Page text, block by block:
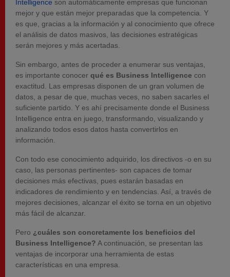
Intelligence son automáticamente empresas que funcionan
mejor y que están mejor preparadas que la competencia. Y
es que, gracias a la información y al conocimiento que ofrece
el análisis de datos masivos, las decisiones estratégicas
serán mejores y más acertadas.
Sin embargo, antes de proceder a enumerar sus ventajas,
es importante conocer qué es Business Intelligence con
exactitud. Las empresas disponen de un gran volumen de
datos, a pesar de que, muchas veces, no saben sacarles el
suficiente partido. Y es ahí precisamente donde el Business
Intelligence entra en juego, transformando, visualizando y
analizando todos esos datos hasta convertirlos en
información.
Con todo ese conocimiento adquirido, los directivos -o en su
caso, las personas pertinentes- son capaces de tomar
decisiones más efectivas, pues estarán basadas en
indicadores de rendimiento y en tendencias. Así, a través de
mejores decisiones, alcanzar el éxito se torna en un objetivo
más fácil de alcanzar.
Pero ¿cuáles son concretamente los beneficios del
Business Intelligence? A continuación, se presentan las
ventajas de incorporar una herramienta de estas
características en una empresa.